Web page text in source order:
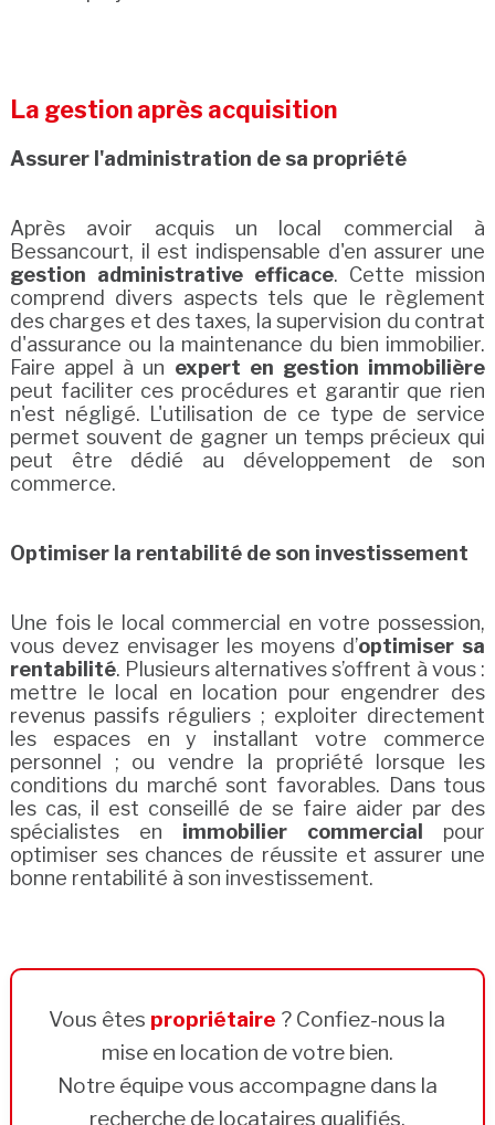
La gestion après acquisition
Assurer l'administration de sa propriété
Après avoir acquis un local commercial à
Bessancourt, il est indispensable d'en assurer une
gestion administrative efficace. Cette mission
comprend divers aspects tels que le règlement
des charges et des taxes, la supervision du contrat
d'assurance ou la maintenance du bien immobilier.
Faire appel à un expert en gestion immobilière
peut faciliter ces procédures et garantir que rien
n'est négligé. L'utilisation de ce type de service
permet souvent de gagner un temps précieux qui
peut être dédié au développement de son
commerce.
Optimiser la rentabilité de son investissement
Une fois le local commercial en votre possession,
vous devez envisager les moyens d’optimiser sa
rentabilité. Plusieurs alternatives s’offrent à vous :
mettre le local en location pour engendrer des
revenus passifs réguliers ; exploiter directement
les espaces en y installant votre commerce
personnel ; ou vendre la propriété lorsque les
conditions du marché sont favorables. Dans tous
les cas, il est conseillé de se faire aider par des
spécialistes en immobilier commercial
pour
optimiser ses chances de réussite et assurer une
bonne rentabilité à son investissement.
Vous êtes propriétaire ? Confiez-nous la
mise en location de votre bien.
Notre équipe vous accompagne dans la
recherche de locataires qualifiés.